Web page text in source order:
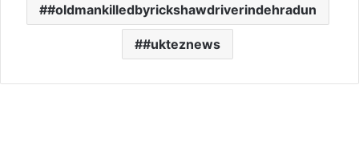
#oldmankilledbyrickshawdriverindehradun
#ukteznews